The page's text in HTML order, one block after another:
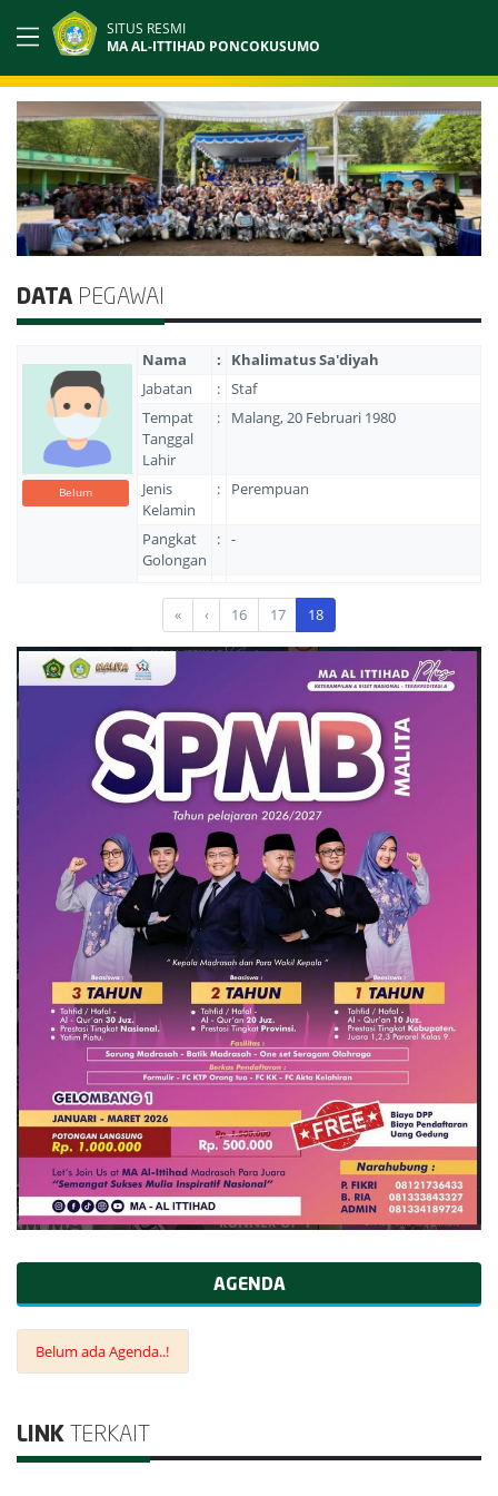
SITUS RESMI
MA AL-ITTIHAD PONCOKUSUMO
DATA PEGAWAI
Belum
Nama :
Khalimatus Sa'diyah
Jabatan
: Staf
Tempat
Tanggal
Lahir
: Malang, 20 Februari 1980
Jenis
Kelamin
: Perempuan
Pangkat
Golongan
: -
« ‹ 16 17 18
AGENDA
Belum ada Agenda..!
LINK TERKAIT